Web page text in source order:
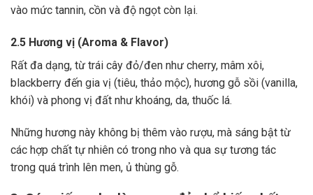
vào mức tannin, cồn và độ ngọt còn lại.
2.5 Hương vị (Aroma & Flavor)
Rất đa dạng, từ trái cây đỏ/đen như cherry, mâm xôi,
blackberry đến gia vị (tiêu, thảo mộc), hương gỗ sồi (vanilla,
khói) và phong vị đất như khoáng, da, thuốc lá.
Những hương này không bị thêm vào rượu, mà sáng bật từ
các hợp chất tự nhiên có trong nho và qua sự tương tác
trong quá trình lên men, ủ thùng gỗ.